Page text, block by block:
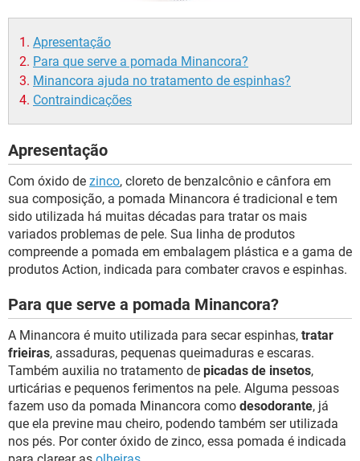
Apresentação
Para que serve a pomada Minancora?
Minancora ajuda no tratamento de espinhas?
Contraindicações
Apresentação
Com óxido de zinco, cloreto de benzalcônio e cânfora em
sua composição, a pomada Minancora é tradicional e tem
sido utilizada há muitas décadas para tratar os mais
variados problemas de pele. Sua linha de produtos
compreende a pomada em embalagem plástica e a gama de
produtos Action, indicada para combater cravos e espinhas.
Para que serve a pomada Minancora?
A Minancora é muito utilizada para secar espinhas, tratar
frieiras, assaduras, pequenas queimaduras e escaras.
Também auxilia no tratamento de picadas de insetos,
urticárias e pequenos ferimentos na pele. Alguma pessoas
fazem uso da pomada Minancora como desodorante, já
que ela previne mau cheiro, podendo também ser utilizada
nos pés. Por conter óxido de zinco, essa pomada é indicada